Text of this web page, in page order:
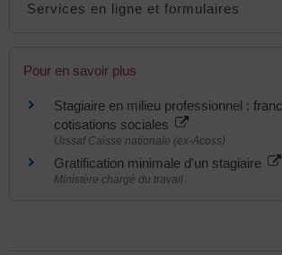
Services en ligne et formulaires
Pour en savoir plus
Stagiaire en milieu professionnel :
cotisations sociales
Urssaf Caisse nationale (ex-Acoss)
Gratification minimale d'un stagiaire
Ministère chargé du travail